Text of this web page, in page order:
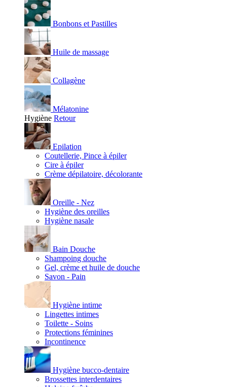
Bonbons et Pastilles
Huile de massage
Collagène
Mélatonine
Hygiène Retour
Epilation
Coutellerie, Pince à épiler
Cire à épiler
Crème dépilatoire, décolorante
Oreille - Nez
Hygiène des oreilles
Hygiène nasale
Bain Douche
Shampoing douche
Gel, crème et huile de douche
Savon - Pain
Hygiène intime
Lingettes intimes
Toilette - Soins
Protections féminines
Incontinence
Hygiène bucco-dentaire
Brossettes interdentaires